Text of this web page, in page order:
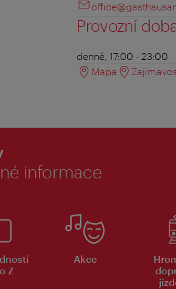
Provozní
denně, 17:00 - 23:00
Mapa
informace
Z
Akce